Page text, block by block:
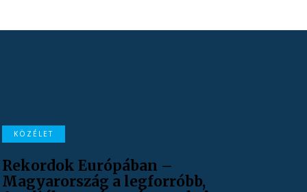
KÖZÉLET
Rekordok Európában –
Magyarország a legforróbb,